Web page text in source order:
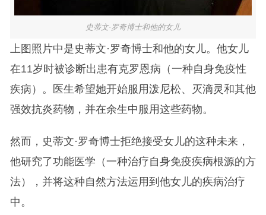
史蒂文·罗奇博士和他的女儿
上图照片中是史蒂文·罗奇博士和他的女儿。他女儿
在11岁时被诊断出患有克罗恩病（一种自身免疫性
疾病）。医生希望她开始服用泼尼松、灭滴灵和其他
强效抗炎药物，并在余生中服用这些药物。
然而，史蒂文·罗奇博士拒绝接受女儿的这种未来，
他研究了功能医学（一种治疗自身免疫疾病根源的方
法），并将这种自然方法运用到他女儿的疾病治疗
中。